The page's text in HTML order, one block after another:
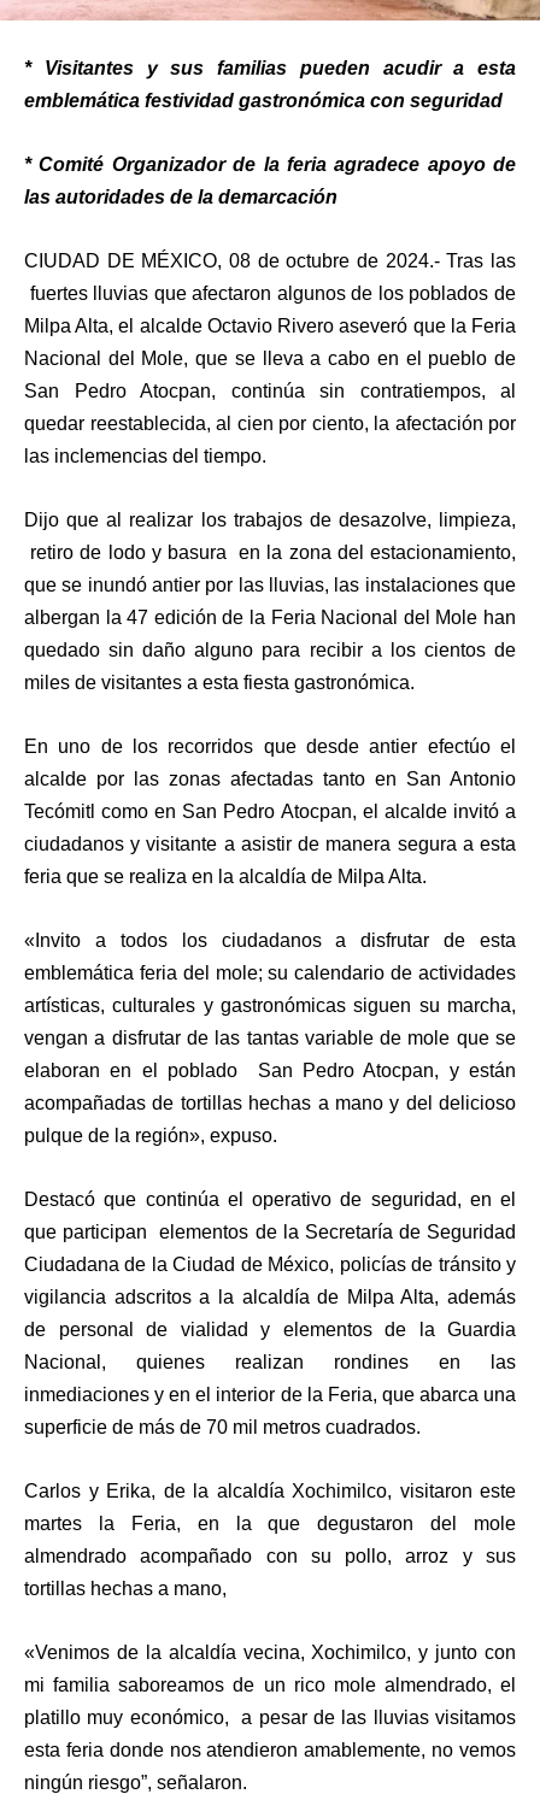
* Visitantes y sus familias pueden acudir a esta
emblemática festividad gastronómica con seguridad
* Comité Organizador de la feria agradece apoyo de
las autoridades de la demarcación
CIUDAD DE MÉXICO, 08 de octubre de 2024.-Tras las
fuertes lluvias que afectaron algunos de los poblados de
Milpa Alta, el alcalde Octavio Rivero aseveró que la Feria
Nacional del Mole, que se lleva a cabo en el pueblo de
San Pedro Atocpan, continúa sin contratiempos, al
quedar reestablecida, al cien por ciento, la afectación por
las inclemencias del tiempo.
Dijo que al realizar los trabajos de desazolve, limpieza,
retiro de lodo y basura en la zona del estacionamiento,
que se inundó antier por las lluvias, las instalaciones que
albergan la 47 edición de la Feria Nacional del Mole han
quedado sin daño alguno para recibir a los cientos de
miles de visitantes a esta fiesta gastronómica.
En uno de los recorridos que desde antier efectúo el
alcalde por las zonas afectadas tanto en San Antonio
Tecómitl como en San Pedro Atocpan, el alcalde invitó a
ciudadanos y visitante a asistir de manera segura a esta
feria que se realiza en la alcaldía de Milpa Alta.
«Invito a todos los ciudadanos a disfrutar de esta
emblemática feria del mole; su calendario de actividades
artísticas, culturales y gastronómicas siguen su marcha,
vengan a disfrutar de las tantas variable de mole que se
elaboran en el poblado San Pedro Atocpan, y están
acompañadas de tortillas hechas a mano y del delicioso
pulque de la región», expuso.
Destacó que continúa el operativo de seguridad, en el
que participan elementos de la Secretaría de Seguridad
Ciudadana de la Ciudad de México, policías de tránsito y
vigilancia adscritos a la alcaldía de Milpa Alta, además
de personal de vialidad y elementos de la Guardia
Nacional, quienes realizan rondines en las
inmediaciones y en el interior de la Feria, que abarca una
superficie de más de 70 mil metros cuadrados.
Carlos y Erika, de la alcaldía Xochimilco, visitaron este
martes la Feria, en la que degustaron del mole
almendrado acompañado con su pollo, arroz y sus
tortillas hechas a mano,
«Venimos de la alcaldía vecina, Xochimilco, y junto con
mi familia saboreamos de un rico mole almendrado, el
platillo muy económico, a pesar de las lluvias visitamos
esta feria donde nos atendieron amablemente, no vemos
ningún riesgo”, señalaron.